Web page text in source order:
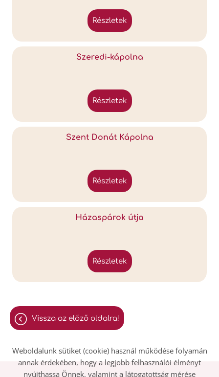
részletek
Szeredi-kápolna
részletek
Szent Donát Kápolna
részletek
Házaspárok útja
részletek
vissza az előző oldalra!
Weboldalunk sütiket (cookie) használ működése folyamán
annak érdekében, hogy a legjobb felhasználói élményt
nyújthassa Önnek, valamint a látogatottság mérése